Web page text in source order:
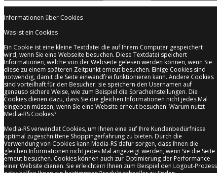
Informationen über Cookies
Was ist ein Cookies
Ein Cookie ist eine kleine Textdatei die auf Ihrem Computer gespeichert
wird, wenn Sie eine Webseite besuchen. Diese Textdatei speichert
Informationen, welche von der Webseite gelesen werden können, wenn Sie
diese zu einem späteren Zeitpunkt erneut besuchen. Einige Cookies sind
notwendig, damit die Seite einwandfrei funktionieren kann. Andere Cookies
sind vorteilhaft für den Besucher: sie speichern den Usernamen auf
genauso sichere Weise, wie zum Beispiel die Spracheinstellungen. Die
Cookies dienen dazu, dass Sie die gleichen Informationen nicht jedes Mal
eingeben müssen, wenn Sie eine Website erneut besuchen. Warum nutzt
Media-RS Cookies?
Media-RS verwendet Cookies, um Ihnen eine auf Ihre Kundenbedürfnisse
optimal zugeschnittene Shoppingerfahrung zu bieten. Durch die
Verwendung von Cookies kann Media-RS dafür sorgen, dass Ihnen die
gleichen Informationen nicht jedes Mal angezeigt werden, wenn Sie die Seite
erneut besuchen. Cookies können auch zur Optimierung der Performance
einer Website dienen. Sie erleichtern Ihnen zum Beispiel den Logout-Prozess